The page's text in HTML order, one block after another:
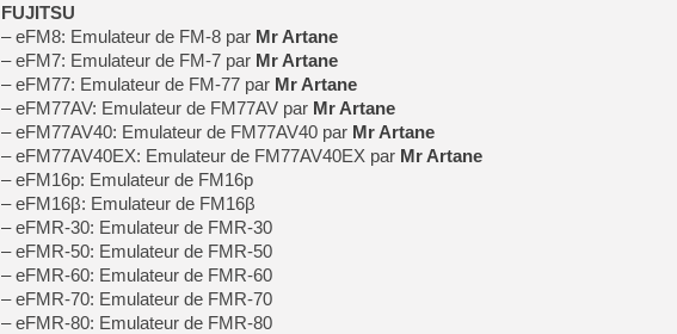
FUJITSU
– eFM8: Emulateur de FM-8 par Mr Artane
– eFM7: Emulateur de FM-7 par Mr Artane
– eFM77: Emulateur de FM-77 par Mr Artane
– eFM77AV: Emulateur de FM77AV par Mr Artane
– eFM77AV40: Emulateur de FM77AV40 par Mr Artane
– eFM77AV40EX: Emulateur de FM77AV40EX par Mr Artane
– eFM16p: Emulateur de FM16p
– eFM16β: Emulateur de FM16β
– eFMR-30: Emulateur de FMR-30
– eFMR-50: Emulateur de FMR-50
– eFMR-60: Emulateur de FMR-60
– eFMR-70: Emulateur de FMR-70
– eFMR-80: Emulateur de FMR-80